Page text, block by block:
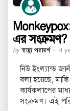
Monkeypox:
এর সংক্রমণ?
Posted
by স্বাস্থ্য পরামর্শ 4
নিউ ইংল্যান্ড
বলা হয়েছে,
কার্যকলাপের
সংক্রমণ। এই